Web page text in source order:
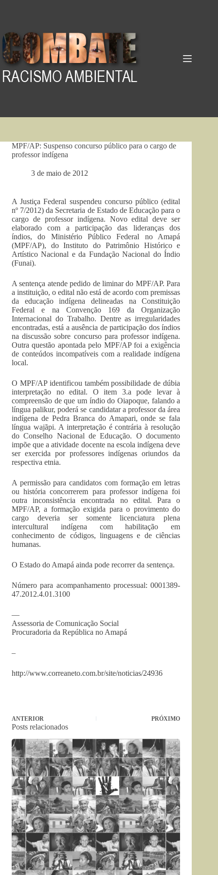
MPF/AP: Suspenso concurso público para o cargo de
professor indígena
3 de maio de 2012
A Justiça Federal suspendeu concurso público (edital
nº 7/2012) da Secretaria de Estado de Educação para o
cargo de professor indígena. Novo edital deve ser
elaborado com a participação das lideranças dos
índios, do Ministério Público Federal no Amapá
(MPF/AP), do Instituto do Patrimônio Histórico e
Artístico Nacional e da Fundação Nacional do Índio
(Funai).
A sentença atende pedido de liminar do MPF/AP. Para
a instituição, o edital não está de acordo com premissas
da educação indígena delineadas na Constituição
Federal e na Convenção 169 da Organização
Internacional do Trabalho. Dentre as irregularidades
encontradas, está a ausência de participação dos índios
na discussão sobre concurso para professor indígena.
Outra questão apontada pelo MPF/AP foi a exigência
de conteúdos incompatíveis com a realidade indígena
local.
O MPF/AP identificou também possibilidade de dúbia
interpretação no edital. O item 3.a pode levar à
compreensão de que um índio do Oiapoque, falando a
língua palikur, poderá se candidatar a professor da área
indígena de Pedra Branca do Amapari, onde se fala
língua wajãpi. A interpretação é contrária à resolução
do Conselho Nacional de Educação. O documento
impõe que a atividade docente na escola indígena deve
ser exercida por professores indígenas oriundos da
respectiva etnia.
A permissão para candidatos com formação em letras
ou história concorrerem para professor indígena foi
outra inconsistência encontrada no edital. Para o
MPF/AP, a formação exigida para o provimento do
cargo deveria ser somente licenciatura plena
intercultural indígena com habilitação em
conhecimento de códigos, linguagens e de ciências
humanas.
O Estado do Amapá ainda pode recorrer da sentença.
Número para acompanhamento processual: 0001389-
47.2012.4.01.3100
—
Assessoria de Comunicação Social
Procuradoria da República no Amapá
–
http://www.correaneto.com.br/site/noticias/24936
ANTERIOR PRÓXIMO
Posts relacionados